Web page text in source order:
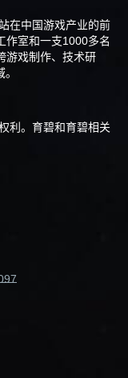
在中国游戏产业的前
作室和一支1000多名
游戏制作、技术研
利。育碧和育碧相关